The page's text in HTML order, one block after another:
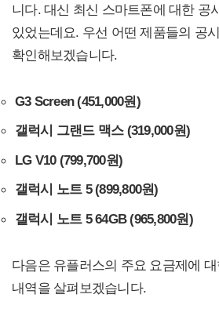
니다. 대신 최신 스마트폰에 대한 공
있었는데요. 우선 어떤 제품들의 공
확인해보겠습니다.
G3 Screen (451,000원)
갤럭시 그랜드 맥스 (319,000원)
LG V10 (799,700원)
갤럭시 노트 5 (899,800원)
갤럭시 노트 5 64GB (965,800원)
다음은 유플러스의 주요 요금제에
내역을 살펴보겠습니다.